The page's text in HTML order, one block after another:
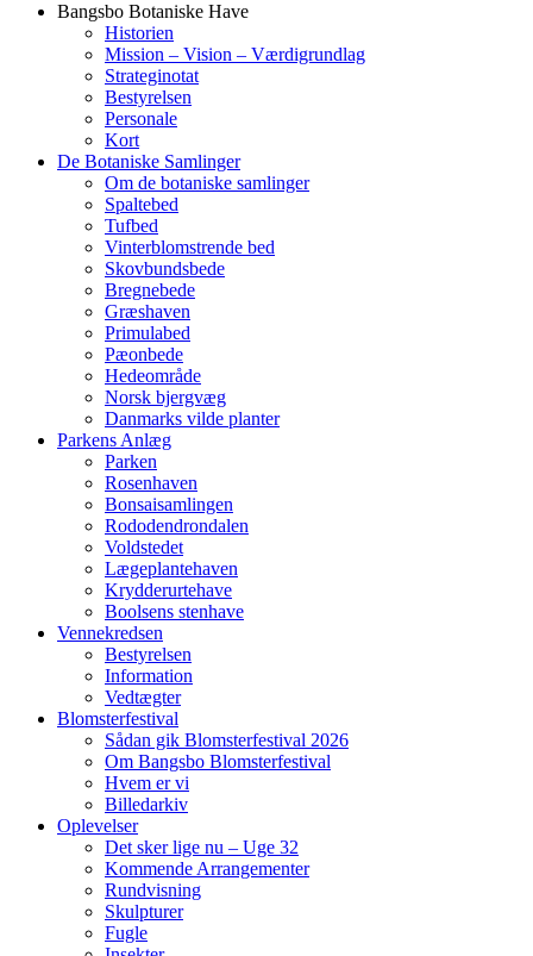
Bangsbo Botaniske Have
Historien
Mission – Vision – Værdigrundlag
Strateginotat
Bestyrelsen
Personale
Kort
De Botaniske Samlinger
Om de botaniske samlinger
Spaltebed
Tufbed
Vinterblomstrende bed
Skovbundsbede
Bregnebede
Græshaven
Primulabed
Pæonbede
Hedeområde
Norsk bjergvæg
Danmarks vilde planter
Parkens Anlæg
Parken
Rosenhaven
Bonsaisamlingen
Rododendrondalen
Voldstedet
Lægeplantehaven
Krydderurtehave
Boolsens stenhave
Vennekredsen
Bestyrelsen
Information
Vedtægter
Blomsterfestival
Sådan gik Blomsterfestival 2026
Om Bangsbo Blomsterfestival
Hvem er vi
Billedarkiv
Oplevelser
Det sker lige nu – Uge 32
Kommende Arrangementer
Rundvisning
Skulpturer
Fugle